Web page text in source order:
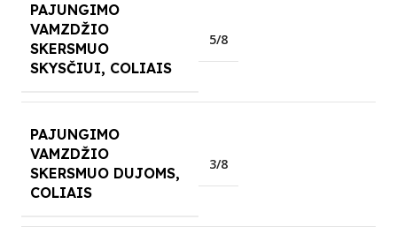
PAJUNGIMO
VAMZDŽIO
SKERSMUO
SKYSČIUI, COLIAIS
5/8
PAJUNGIMO
VAMZDŽIO
SKERSMUO DUJOMS,
COLIAIS
3/8